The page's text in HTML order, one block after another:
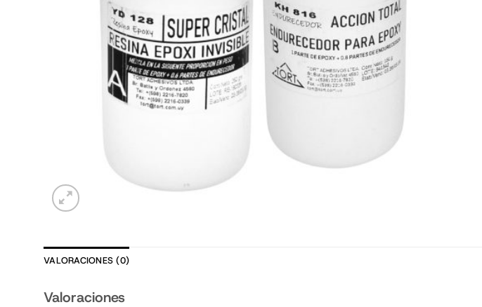
VALORACIONES (0)
Valoraciones